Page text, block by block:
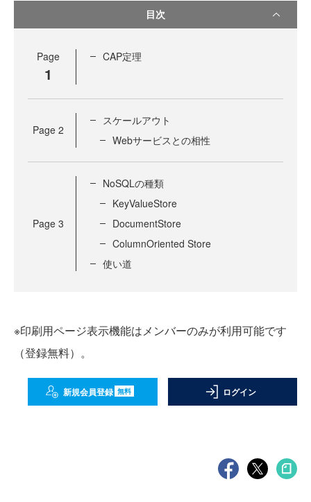
目次
Page
1
CAP定理
Page 2
スケールアウト
Webサービスとの相性
Page 3
NoSQLの種類
KeyValueStore
DocumentStore
ColumnOriented Store
使い道
※印刷用ページ表示機能はメンバーのみが利用可能です
（登録無料）。
新規会員登録 無料 ログイン